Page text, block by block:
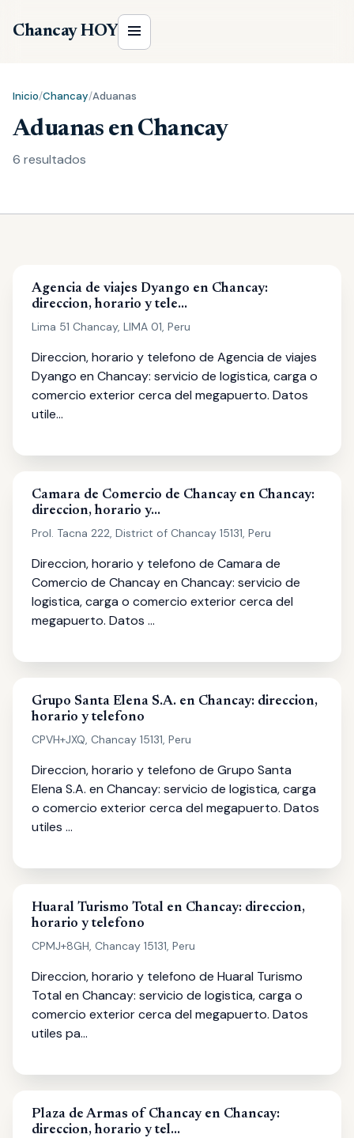
Chancay HOY
Inicio/Chancay/Aduanas
Aduanas en Chancay
6 resultados
Agencia de viajes Dyango en Chancay:
direccion, horario y tele…
Lima 51 Chancay, LIMA 01, Peru
Direccion, horario y telefono de Agencia de viajes
Dyango en Chancay: servicio de logistica, carga o
comercio exterior cerca del megapuerto. Datos
utile…
Camara de Comercio de Chancay en Chancay:
direccion, horario y…
Prol. Tacna 222, District of Chancay 15131, Peru
Direccion, horario y telefono de Camara de
Comercio de Chancay en Chancay: servicio de
logistica, carga o comercio exterior cerca del
megapuerto. Datos …
Grupo Santa Elena S.A. en Chancay: direccion,
horario y telefono
CPVH+JXQ, Chancay 15131, Peru
Direccion, horario y telefono de Grupo Santa
Elena S.A. en Chancay: servicio de logistica, carga
o comercio exterior cerca del megapuerto. Datos
utiles …
Huaral Turismo Total en Chancay: direccion,
horario y telefono
CPMJ+8GH, Chancay 15131, Peru
Direccion, horario y telefono de Huaral Turismo
Total en Chancay: servicio de logistica, carga o
comercio exterior cerca del megapuerto. Datos
utiles pa…
Plaza de Armas of Chancay en Chancay:
direccion, horario y tel…